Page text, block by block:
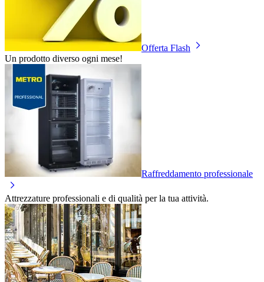
Offerta Flash
Un prodotto diverso ogni mese!
Raffreddamento professionale
Attrezzature professionali e di qualità per la tua attività.